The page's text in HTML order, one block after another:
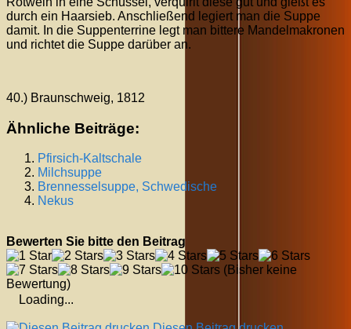
durch ein Haarsieb. Anschließend legiert man die Suppe
damit. In die Suppenterrine legt man bittere Mandelmakronen
und richtet die Suppe darüber an.
40.) Braunschweig, 1812
Ähnliche Beiträge:
Pfirsich-Kaltschale
Milchsuppe
Brennesselsuppe, Schwedische
Nekus
Bewerten Sie bitte den Beitrag
(Bisher keine
Bewertung)
Loading...